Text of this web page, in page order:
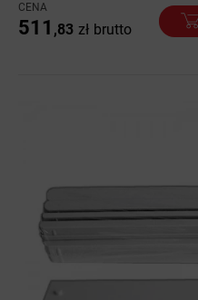
CENA
511 ,83 zł brutto